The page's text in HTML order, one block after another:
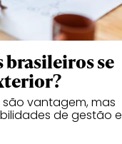
se
vantagem, mas
de gestão e